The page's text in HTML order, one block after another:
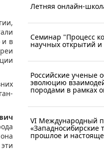
и в
Летняя онлайн-
Семинар "Процесс
научных открытий и
Российские ученые
эволюцию
породами в рамках
VI Международный
«Западносибирские
прошлое и